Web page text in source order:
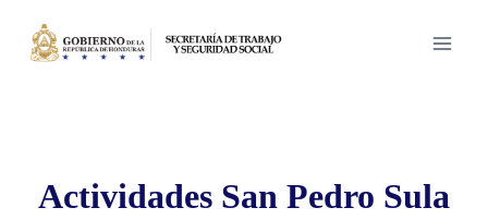
Actividades San Pedro Sula